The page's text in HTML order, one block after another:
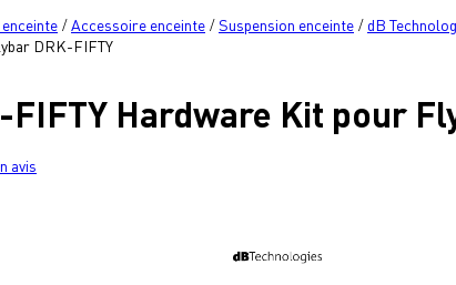
/Accessoire enceinte /Suspension enceinte / dB
DRK-FIFTY
FIFTY Hardware Kit pour
avis